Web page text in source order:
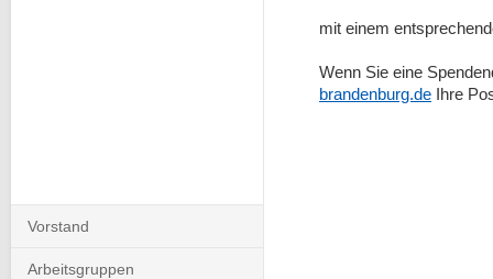
mit einem
Wenn Sie eine
brandenburg.de Ihre
überspringen
Vorstand
Arbeitsgruppen